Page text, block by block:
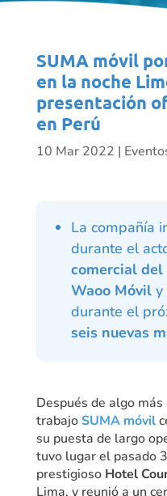
SUMA móvil
en la noche
presentación
en Perú
10 Mar 2022 |
La compañía
durante el
comercial del
Waoo Móvily
durante el
seis nuevas
Después de algo
trabajoSUMA móvil
su puesta de largo
tuvo lugar el pasado
prestigioso Hotel
Lima, y reunió a un